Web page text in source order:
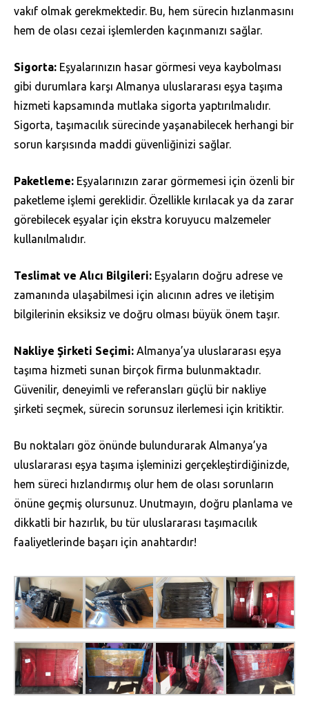
vakıf olmak gerekmektedir. Bu, hem sürecin hızlanmasını
hem de olası cezai işlemlerden kaçınmanızı sağlar.
Sigorta: Eşyalarınızın hasar görmesi veya kaybolması
gibi durumlara karşı Almanya uluslararası eşya taşıma
hizmeti kapsamında mutlaka sigorta yaptırılmalıdır.
Sigorta, taşımacılık sürecinde yaşanabilecek herhangi bir
sorun karşısında maddi güvenliğinizi sağlar.
Paketleme: Eşyalarınızın zarar görmemesi için özenli bir
paketleme işlemi gereklidir. Özellikle kırılacak ya da zarar
görebilecek eşyalar için ekstra koruyucu malzemeler
kullanılmalıdır.
Teslimat ve Alıcı Bilgileri: Eşyaların doğru adrese ve
zamanında ulaşabilmesi için alıcının adres ve iletişim
bilgilerinin eksiksiz ve doğru olması büyük önem taşır.
Nakliye Şirketi Seçimi: Almanya’ya uluslararası eşya
taşıma hizmeti sunan birçok firma bulunmaktadır.
Güvenilir, deneyimli ve referansları güçlü bir nakliye
şirketi seçmek, sürecin sorunsuz ilerlemesi için kritiktir.
Bu noktaları göz önünde bulundurarak Almanya’ya
uluslararası eşya taşıma işleminizi gerçekleştirdiğinizde,
hem süreci hızlandırmış olur hem de olası sorunların
önüne geçmiş olursunuz. Unutmayın, doğru planlama ve
dikkatli bir hazırlık, bu tür uluslararası taşımacılık
faaliyetlerinde başarı için anahtardır!